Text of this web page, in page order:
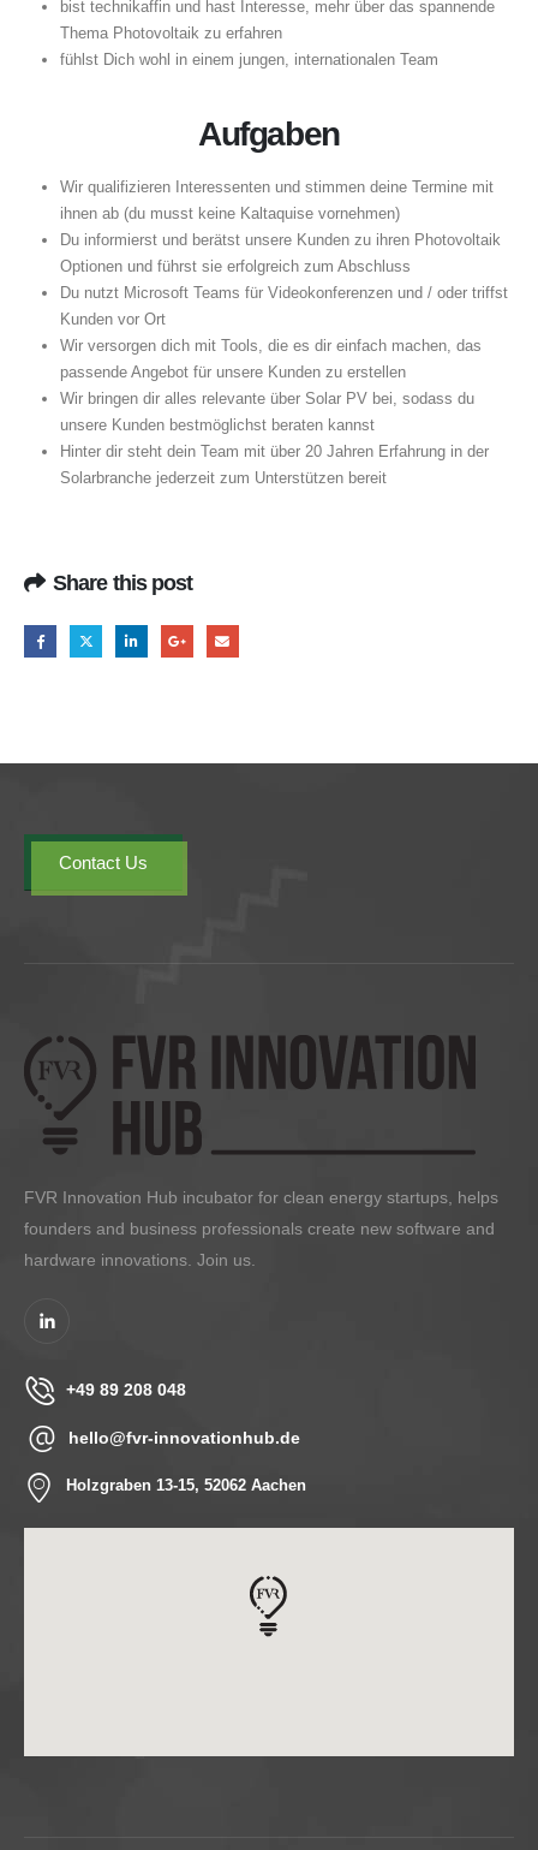
bist technikaffin und hast Interesse, mehr über das spannende
Thema Photovoltaik zu erfahren
fühlst Dich wohl in einem jungen, internationalen Team
Aufgaben
Wir qualifizieren Interessenten und stimmen deine Termine mit
ihnen ab (du musst keine Kaltaquise vornehmen)
Du informierst und berätst unsere Kunden zu ihren Photovoltaik
Optionen und führst sie erfolgreich zum Abschluss
Du nutzt Microsoft Teams für Videokonferenzen und / oder triffst
Kunden vor Ort
Wir versorgen dich mit Tools, die es dir einfach machen, das
passende Angebot für unsere Kunden zu erstellen
Wir bringen dir alles relevante über Solar PV bei, sodass du
unsere Kunden bestmöglichst beraten kannst
Hinter dir steht dein Team mit über 20 Jahren Erfahrung in der
Solarbranche jederzeit zum Unterstützen bereit
Share this post
Contact Us
FVR Innovation Hub incubator for clean energy startups, helps
founders and business professionals create new software and
hardware innovations. Join us.
+49 89 208 048
hello@fvr-innovationhub.de
Holzgraben 13-15, 52062 Aachen